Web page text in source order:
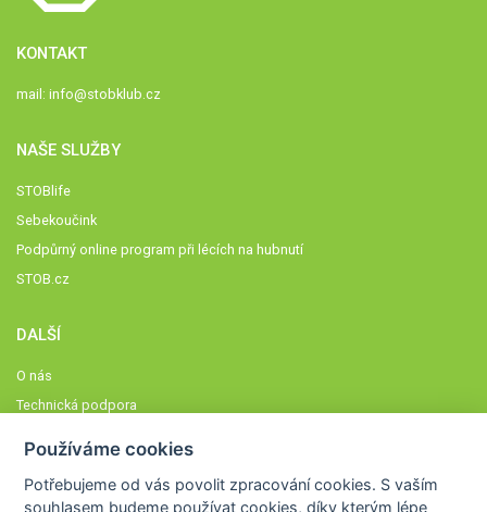
KONTAKT
mail: info@stobklub.cz
NAŠE SLUŽBY
STOBlife
Sebekoučink
Podpůrný online program při lécích na hubnutí
STOB.cz
DALŠÍ
O nás
Technická podpora
Členové STOBklubu
Používáme cookies
Potřebujeme od vás povolit zpracování cookies. S vaším
souhlasem budeme používat cookies, díky kterým lépe